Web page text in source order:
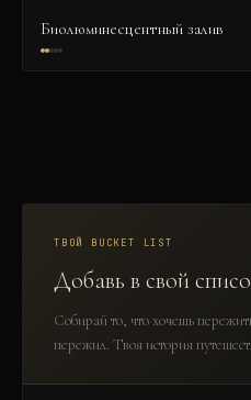
Биолюминесцентный залив
ТВОЙ BUCKET LIST
Добавь в свой
Собирай то, что хочешь
пережил. Твоя история